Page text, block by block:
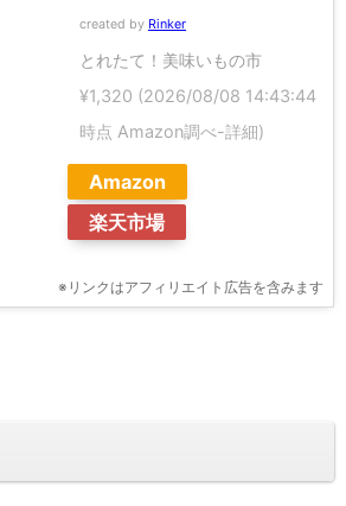
created by Rinker
とれたて！美味いもの市
¥1,320 (2026/08/08 14:43:44
時点 Amazon調べ-詳細)
Amazon
楽天市場
※リンクはアフィリエイト広告を含みます